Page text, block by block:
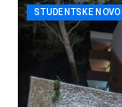
STUDENTSKE